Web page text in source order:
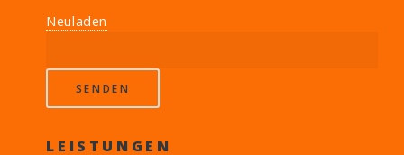
Neuladen
LEISTUNGEN